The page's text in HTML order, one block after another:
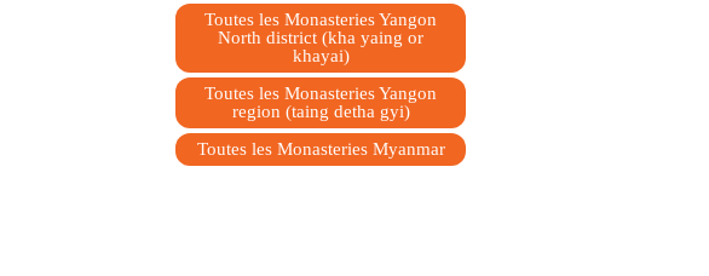
Toutes les Monasteries Yangon
North district (kha yaing or
khayai)
Toutes les Monasteries Yangon
region (taing detha gyi)
Toutes les Monasteries Myanmar